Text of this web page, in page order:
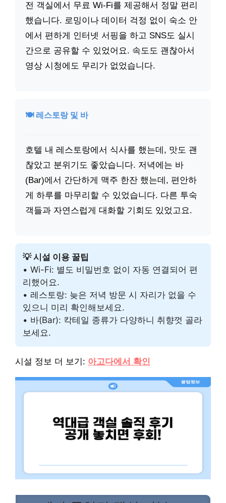
전 객실에서 무료 Wi-Fi를 제공해서 정말 편리
했습니다. 로밍이나 데이터 걱정 없이 숙소 안
에서 편하게 인터넷 서핑을 하고 SNS도 실시
간으로 공유할 수 있었어요. 속도도 괜찮아서
영상 시청에도 무리가 없었습니다.
🍽️ 레스토랑 및 바
호텔 내 레스토랑에서 식사를 했는데, 맛도 괜
찮았고 분위기도 좋았습니다. 저녁에는 바
(Bar)에서 간단하게 맥주 한잔 했는데, 편안하
게 하루를 마무리할 수 있었습니다. 다른 투숙
객들과 자연스럽게 대화할 기회도 있었고요.
💡 시설 이용 꿀팁
• Wi-Fi: 별도 비밀번호 없이 자동 연결되어 편
리했어요.
• 레스토랑: 늦은 저녁 방문 시 자리가 없을 수
있으니 미리 확인해보세요.
• 바(Bar): 칵테일 종류가 다양하니 취향껏 골라
보세요.
시설 정보 더 보기: 아고다에서 확인